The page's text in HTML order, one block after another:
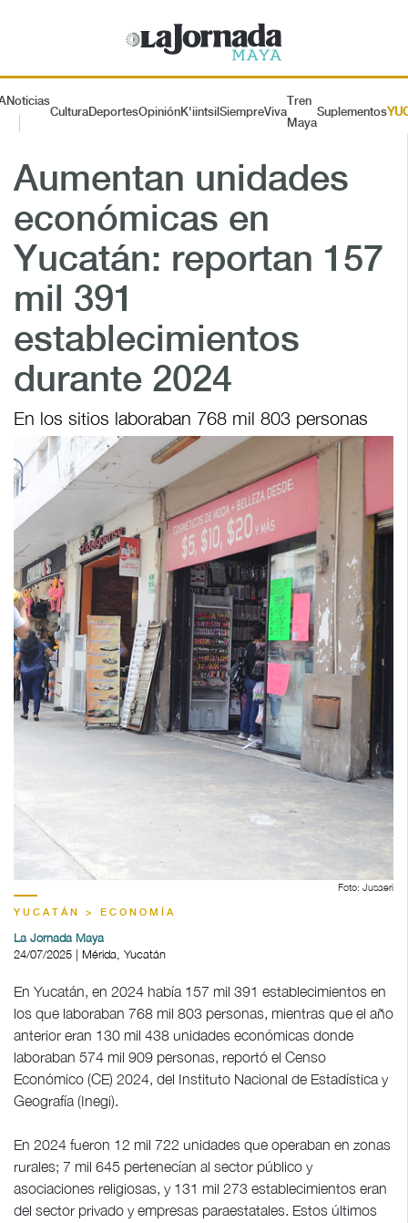
Noticias
CulturaDeportesOpiniónK'iintsil SiempreViva
Tren
Maya
Suplementos
Aumentan unidades
económicas en
Yucatán: reportan 157
mil 391
establecimientos
durante 2024
En los sitios laboraban 768 mil 803 personas
Foto: Jusaeri
YUCATÁN > ECONOMÍA
La Jornada Maya
24/07/2025 | Mérida, Yucatán
En Yucatán, en 2024 había 157 mil 391 establecimientos en
los que laboraban 768 mil 803 personas, mientras que el año
anterior eran 130 mil 438 unidades económicas donde
laboraban 574 mil 909 personas, reportó el Censo
Económico (CE) 2024, del Instituto Nacional de Estadística y
Geografía (Inegi).
En 2024 fueron 12 mil 722 unidades que operaban en zonas
rurales; 7 mil 645 pertenecían al sector público y
asociaciones religiosas, y 131 mil 273 establecimientos eran
del sector privado y empresas paraestatales. Estos últimos